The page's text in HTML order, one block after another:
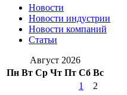
Новости
Новости индустрии
Новости компаний
Статьи
Август 2026
Пн Вт Ср Чт Пт Сб Вс
1
2